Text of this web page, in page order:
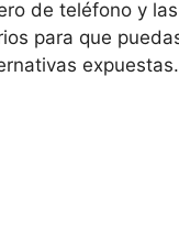
de teléfono y
para que
expuestas.